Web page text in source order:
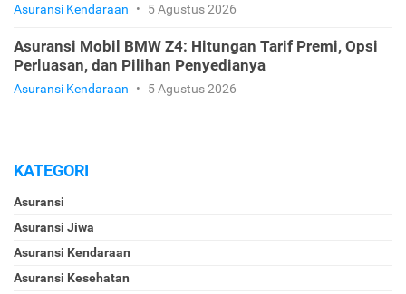
Asuransi Kendaraan • 5 Agustus 2026
Asuransi Mobil BMW Z4: Hitungan Tarif Premi, Opsi
Perluasan, dan Pilihan Penyedianya
Asuransi Kendaraan • 5 Agustus 2026
KATEGORI
Asuransi
Asuransi Jiwa
Asuransi Kendaraan
Asuransi Kesehatan